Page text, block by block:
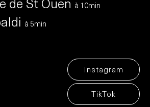
de St Ouen à 10min
à 5min
Instagram
TikTok